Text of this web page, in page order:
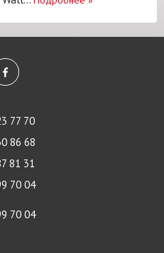
77 70
86 68
81 31
70 04
70 04